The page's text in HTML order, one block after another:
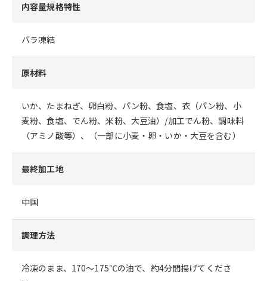
内容量規格特性
バラ凍結
原材料
いか、たまねぎ、卵白粉、パン粉、食塩、衣（パン粉、小
麦粉、食塩、でん粉、米粉、大豆油）/加工でん粉、調味料
（アミノ酸等）、（一部に小麦・卵・いか・大豆を含む）
最終加工地
中国
調理方法
冷凍のまま、170～175℃の油で、約4分間揚げてくださ